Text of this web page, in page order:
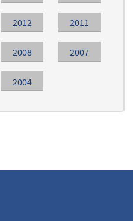
2012 2011
2008 2007
2004